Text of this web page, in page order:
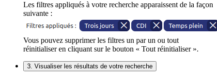
Les filtres appliqués à votre recherche apparaissent de la façon
suivante :
Vous pouvez supprimer les filtres un par un ou tout
réinitialiser en cliquant sur le bouton « Tout réinitialiser ».
3. Visualiser les résultats de votre recherche